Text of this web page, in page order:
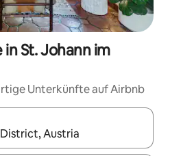
St. Johann im
Unterkünfte auf Airbnb
sind, navigiere mit den